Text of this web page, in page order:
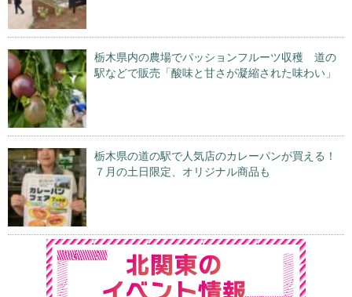
栃木県内の農場でパッションフルーツ収穫 道の
駅などで販売「酸味と甘さが凝縮された味わい」
栃木県の道の駅で人気店のカレーパンが買える！
７月の土日限定、オリジナル商品も